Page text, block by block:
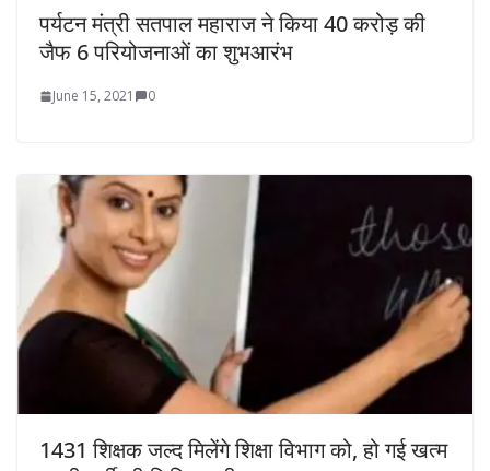
पर्यटन मंत्री सतपाल महाराज ने किया 40 करोड़ की
जैफ 6 परियोजनाओं का शुभआरंभ
June 15, 2021 0
1431 शिक्षक जल्द मिलेंगे शिक्षा विभाग को, हो गई खत्म